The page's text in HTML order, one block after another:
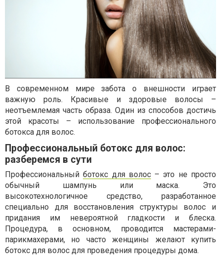
В современном мире забота о внешности играет
важную роль. Красивые и здоровые волосы –
неотъемлемая часть образа. Один из способов достичь
этой красоты – использование профессионального
ботокса для волос.
Профессиональный ботокс для волос:
разберемся в сути
Профессиональныйботокс для волос– это не просто
обычный шампунь или маска. Это
высокотехнологичное средство, разработанное
специально для восстановления структуры волос и
придания им невероятной гладкости и блеска.
Процедура, в основном, проводится мастерами-
парикмахерами, но часто женщины желают купить
ботокс для волос для проведения процедуры дома.